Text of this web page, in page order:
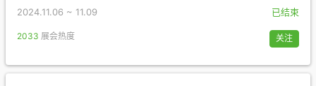
2024.11.06 ~ 11.09 已结束
2033 展会热度 关注